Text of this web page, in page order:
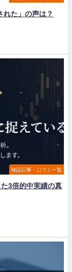
れた」の声は？
検証記事・口コミ一覧
3倍的中実績の真